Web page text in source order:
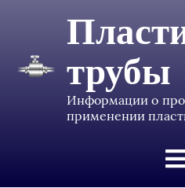
трубы
Информации о
применении